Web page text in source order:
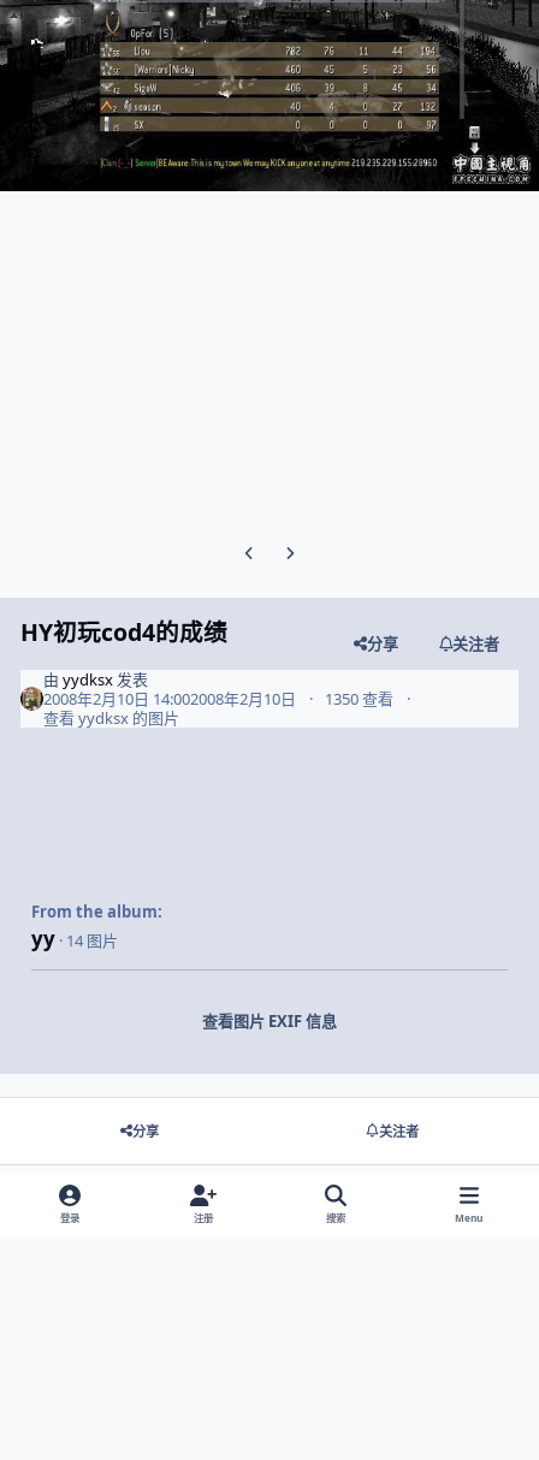
Previous carousel slide
Next carousel slide
HY初玩cod4的成绩 分享
关注者
由yydksx 发表
2008年2月10日 14:002008年2月10日
1350 查看
查看 yydksx 的图片
From the album:
yy · 14 图片
查看图片 EXIF 信息
分享 关注者
登录 注册 搜索 Menu